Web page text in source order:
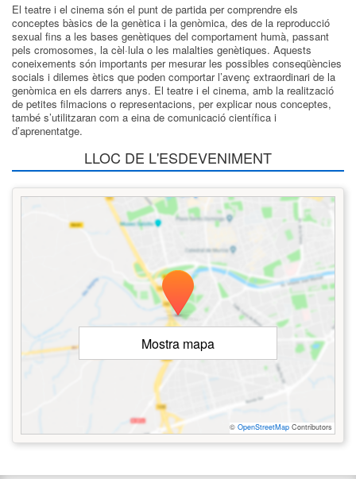
El teatre i el cinema són el punt de partida per comprendre els
conceptes bàsics de la genètica i la genòmica, des de la reproducció
sexual fins a les bases genètiques del comportament humà, passant
pels cromosomes, la cèl·lula o les malalties genètiques. Aquests
coneixements són importants per mesurar les possibles conseqüències
socials i dilemes ètics que poden comportar l’avenç extraordinari de la
genòmica en els darrers anys. El teatre i el cinema, amb la realització
de petites filmacions o representacions, per explicar nous conceptes,
també s’utilitzaran com a eina de comunicació científica i
d’aprenentatge.
LLOC DE L'ESDEVENIMENT
Mostra mapa
© OpenStreetMap Contributors